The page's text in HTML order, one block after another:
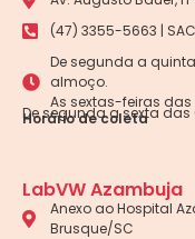
(47) 3355-5663 |
De segunda a
almoço.
As sextas-feiras
Horário de coleta
De segunda a sexta das
LabVW Azambuja
Anexo ao Hospital
Brusque/SC